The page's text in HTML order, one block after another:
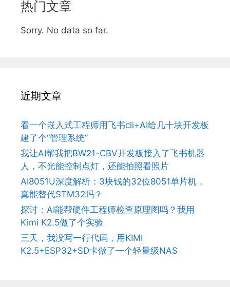
热门文章
Sorry. No data so far.
近期文章
看一个嵌入式工程师用飞书cli+AI给几十块开发板
建了个“管理系统”
我让AI帮我把BW21-CBV开发板接入了飞书机器
人，不光能控制点灯，还能拍照看照片
AI8051U深度解析：3块钱的32位8051单片机，
真能替代STM32吗？
探讨：AI能帮硬件工程师检查原理图吗？我用
Kimi K2.5做了个实验
三天，我没写一行代码，用KIMI
K2.5+ESP32+SD卡做了一个轻量级NAS